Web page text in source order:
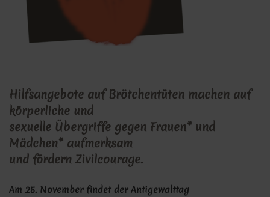
Hilfsangebote auf Brötchentüten machen auf
körperliche und
sexuelle Übergriffe gegen Frauen* und
Mädchen* aufmerksam
und fördern Zivilcourage.
Am 25. November findet der Antigewalttag